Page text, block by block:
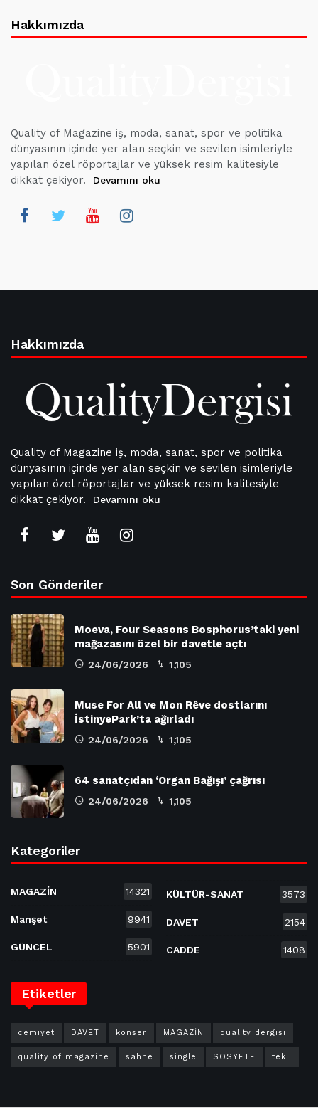
Hakkımızda
Quality of Magazine iş, moda, sanat, spor ve politika
dünyasının içinde yer alan seçkin ve sevilen isimleriyle
yapılan özel röportajlar ve yüksek resim kalitesiyle
dikkat çekiyor.
Devamını oku
Hakkımızda
Quality of Magazine iş, moda, sanat, spor ve politika
dünyasının içinde yer alan seçkin ve sevilen isimleriyle
yapılan özel röportajlar ve yüksek resim kalitesiyle
dikkat çekiyor.
Devamını oku
Son Gönderiler
Moeva, Four Seasons Bosphorus’taki yeni
mağazasını özel bir davetle açtı
24/06/2026 1,105
Muse For All ve Mon Rêve dostlarını
İstinyePark’ta ağırladı
24/06/2026 1,105
64 sanatçıdan ‘Organ Bağışı’ çağrısı
24/06/2026 1,105
Kategoriler
MAGAZİN 14321
Manşet 9941
GÜNCEL 5901
KÜLTÜR-SANAT 3573
DAVET 2154
CADDE 1408
Etiketler
cemiyet DAVET konser MAGAZİN quality dergisi
quality of magazine sahne single SOSYETE tekli